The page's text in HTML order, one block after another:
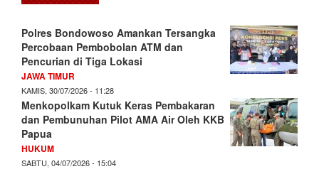
Polres Bondowoso Amankan Tersangka
Percobaan Pembobolan ATM dan
Pencurian di Tiga Lokasi
JAWA TIMUR
KAMIS, 30/07/2026 - 11:28
Menkopolkam Kutuk Keras Pembakaran
dan Pembunuhan Pilot AMA Air Oleh KKB
Papua
HUKUM
SABTU, 04/07/2026 - 15:04